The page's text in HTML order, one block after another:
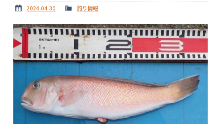
2024.04.30 釣り情報